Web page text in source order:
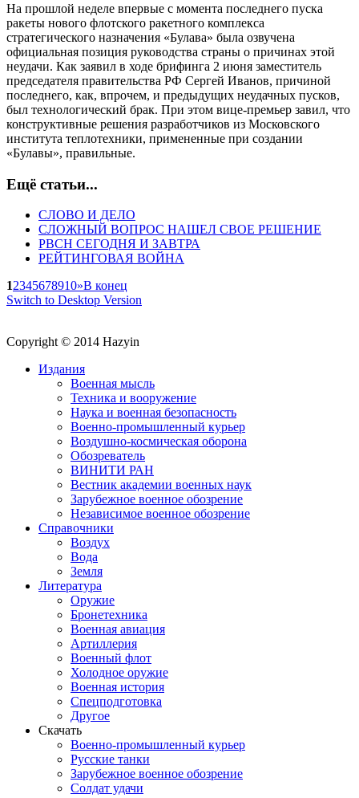
На прошлой неделе впервые с момента последнего пуска
ракеты нового флотского ракетного комплекса
стратегического назначения «Булава» была озвучена
официальная позиция руководства страны о причинах этой
неудачи. Как заявил в ходе брифинга 2 июня заместитель
председателя правительства РФ Сергей Иванов, причиной
последнего, как, впрочем, и предыдущих неудачных пусков,
был технологический брак. При этом вице-премьер завил, что
конструктивные решения разработчиков из Московского
института теплотехники, примененные при создании
«Булавы», правильные.
Ещё статьи...
СЛОВО И ДЕЛО
СЛОЖНЫЙ ВОПРОС НАШЕЛ СВОЕ РЕШЕНИЕ
РВСН СЕГОДНЯ И ЗАВТРА
РЕЙТИНГОВАЯ ВОЙНА
12345678910»В конец
Switch to Desktop Version
Copyright © 2014 Hazyin
Издания
Военная мысль
Техника и вооружение
Наука и военная безопасность
Военно-промышленный курьер
Воздушно-космическая оборона
Обозреватель
ВИНИТИ РАН
Вестник академии военных наук
Зарубежное военное обозрение
Независимое военное обозрение
Справочники
Воздух
Вода
Земля
Литература
Оружие
Бронетехника
Военная авиация
Артиллерия
Военный флот
Холодное оружие
Военная история
Спецподготовка
Другое
Скачать
Военно-промышленный курьер
Русские танки
Зарубежное военное обозрение
Солдат удачи